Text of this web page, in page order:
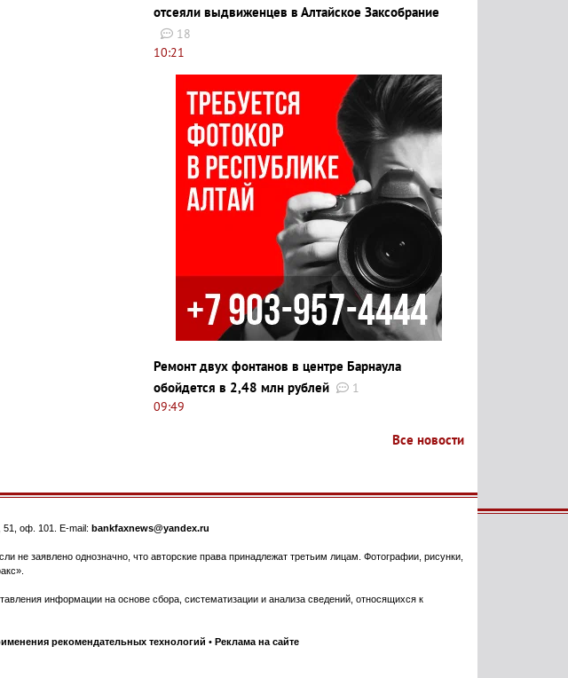
отсеяли выдвиженцев в Алтайское Заксобрание
18
10:21
Ремонт двух фонтанов в центре Барнаула
обойдется в 2,48 млн рублей
1
09:49
Все новости
51, оф. 101 . E-mail: bankfaxnews@yandex.ru
не заявлено однозначно, что авторские права принадлежат третьим лицам. Фотографии, рисунки,
информации на основе сбора, систематизации и анализа сведений, относящихся к
рекомендательных технологий • Реклама на сайте